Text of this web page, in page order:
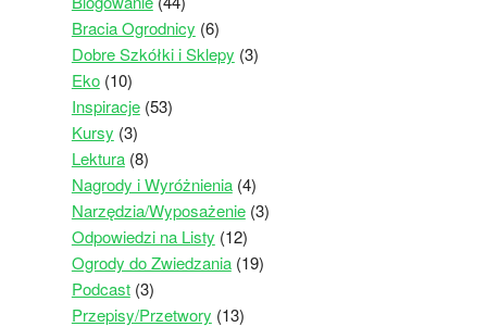
Bracia Ogrodnicy (6)
Dobre Szkółki i Sklepy (3)
Eko(10)
Inspiracje(53)
Kursy (3)
Lektura(8)
Nagrody i Wyróżnienia(4)
Narzędzia/Wyposażenie(3)
Odpowiedzi na Listy (12)
Ogrody do Zwiedzania(19)
Podcast(3)
Przepisy/Przetwory (13)